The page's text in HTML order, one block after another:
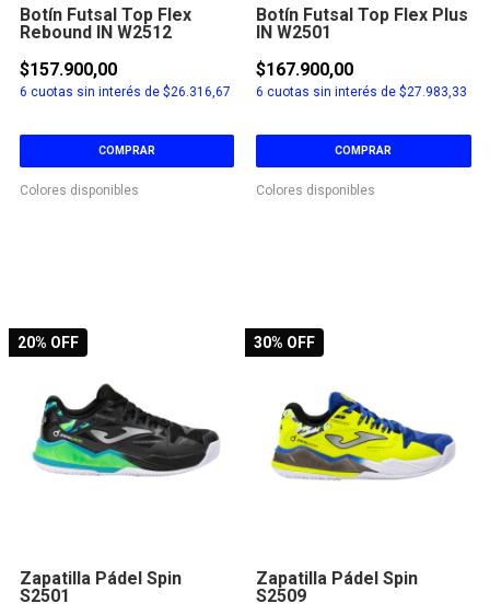
Botín Futsal Top Flex
Rebound IN W2512
$157.900,00
6 cuotas sin interés de $26.316,67
COMPRAR
Colores disponibles
Botín Futsal Top Flex Plus
IN W2501
$167.900,00
6 cuotas sin interés de $27.983,33
COMPRAR
Colores disponibles
20% OFF
Zapatilla Pádel Spin
S2501
30% OFF
Zapatilla Pádel Spin
S2509